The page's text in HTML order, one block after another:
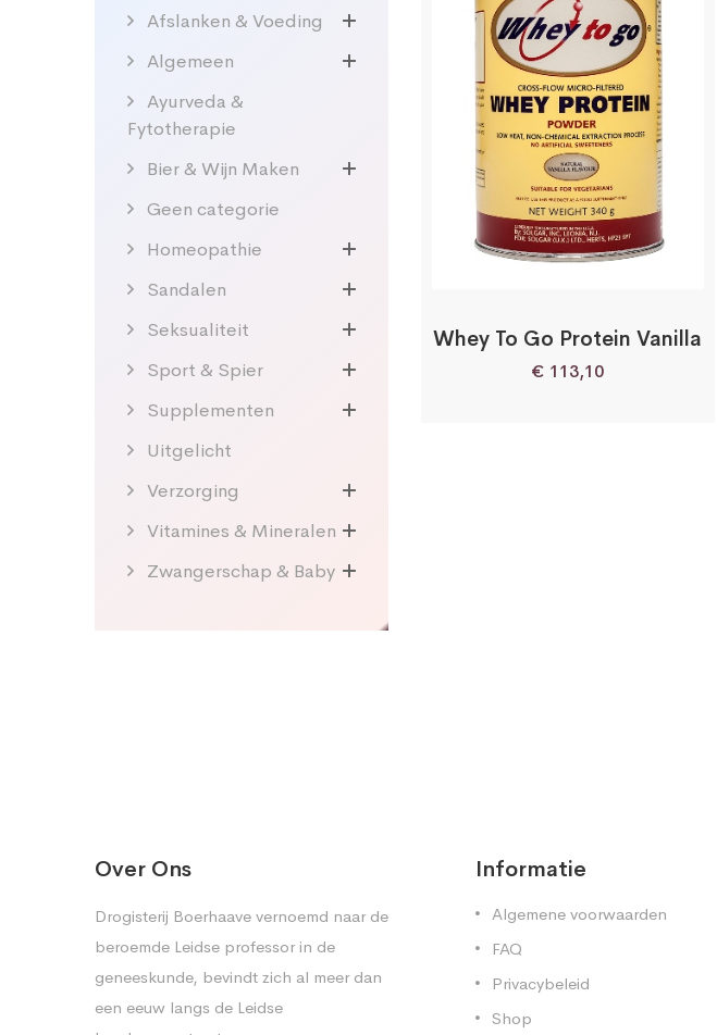
Afslanken & Voeding
Algemeen
Ayurveda &
Fytotherapie
Bier & Wijn Maken
Geen categorie
Homeopathie
Sandalen
Seksualiteit
Sport & Spier
Supplementen
Uitgelicht
Verzorging
Vitamines & Mineralen
Zwangerschap & Baby
Whey To Go Protein Vanilla
€ 113,10
Over Ons
Drogisterij Boerhaave vernoemd naar de
beroemde Leidse professor in de
geneeskunde, bevindt zich al meer dan
een eeuw langs de Leidse
Informatie
Algemene voorwaarden
FAQ
Privacybeleid
Shop